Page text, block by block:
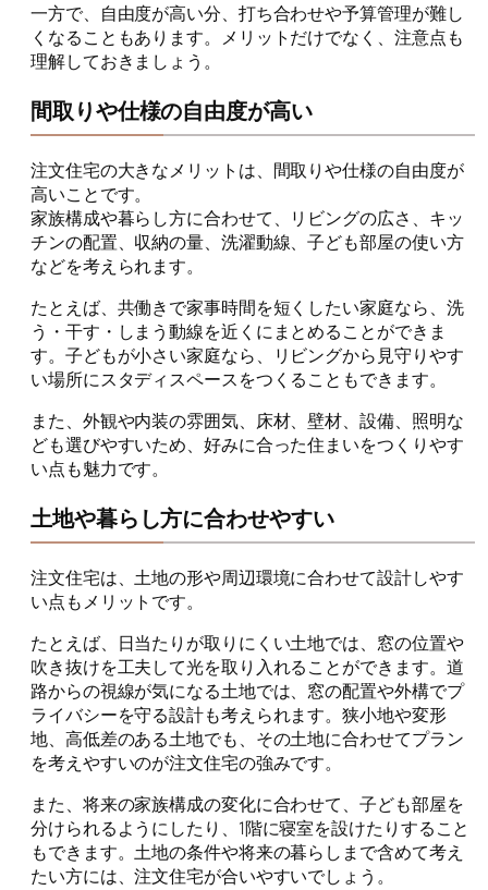
一方で、自由度が高い分、打ち合わせや予算管理が難し
くなることもあります。メリットだけでなく、注意点も
理解しておきましょう。
間取りや仕様の自由度が高い
注文住宅の大きなメリットは、間取りや仕様の自由度が
高いことです。
家族構成や暮らし方に合わせて、リビングの広さ、キッ
チンの配置、収納の量、洗濯動線、子ども部屋の使い方
などを考えられます。
たとえば、共働きで家事時間を短くしたい家庭なら、洗
う・干す・しまう動線を近くにまとめることができま
す。子どもが小さい家庭なら、リビングから見守りやす
い場所にスタディスペースをつくることもできます。
また、外観や内装の雰囲気、床材、壁材、設備、照明な
ども選びやすいため、好みに合った住まいをつくりやす
い点も魅力です。
土地や暮らし方に合わせやすい
注文住宅は、土地の形や周辺環境に合わせて設計しやす
い点もメリットです。
たとえば、日当たりが取りにくい土地では、窓の位置や
吹き抜けを工夫して光を取り入れることができます。道
路からの視線が気になる土地では、窓の配置や外構でプ
ライバシーを守る設計も考えられます。狭小地や変形
地、高低差のある土地でも、その土地に合わせてプラン
を考えやすいのが注文住宅の強みです。
また、将来の家族構成の変化に合わせて、子ども部屋を
分けられるようにしたり、1階に寝室を設けたりすること
もできます。土地の条件や将来の暮らしまで含めて考え
たい方には、注文住宅が合いやすいでしょう。